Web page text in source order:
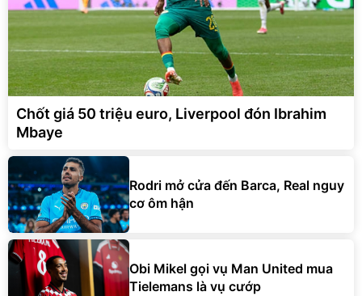
Chốt giá 50 triệu euro, Liverpool đón Ibrahim
Mbaye
Rodri mở cửa đến Barca, Real nguy
cơ ôm hận
Obi Mikel gọi vụ Man United mua
Tielemans là vụ cướp